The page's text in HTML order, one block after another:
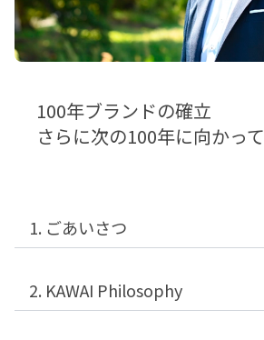
100年ブランドの確立
さらに次の100年に向かって
1. ごあいさつ
2. KAWAI Philosophy